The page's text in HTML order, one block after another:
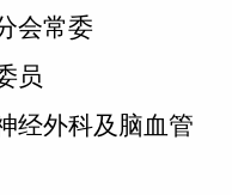
会常委
员
经外科及脑血管